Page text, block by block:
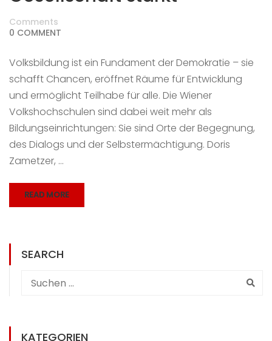
Comments
0 COMMENT
Volksbildung ist ein Fundament der Demokratie – sie
schafft Chancen, eröffnet Räume für Entwicklung
und ermöglicht Teilhabe für alle. Die Wiener
Volkshochschulen sind dabei weit mehr als
Bildungseinrichtungen: Sie sind Orte der Begegnung,
des Dialogs und der Selbstermächtigung. Doris
Zametzer, …
READ MORE
SEARCH
KATEGORIEN